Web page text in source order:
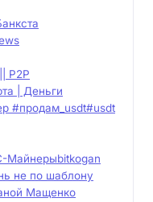
P2P
| Деньги
#продам_usdt#usdt
Майнерыbitkogan
не по шаблону
Мащенко